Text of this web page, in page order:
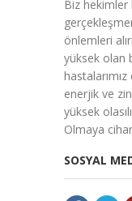
Biz hekimler
önlemleri
yüksek olan
enerjik ve
yüksek
Olmaya
SOSYAL